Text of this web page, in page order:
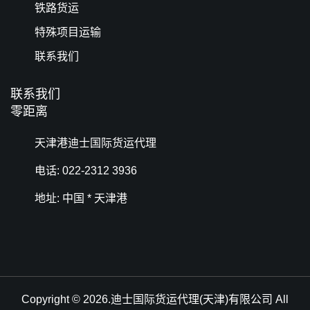
铁路货运
特殊项目运输
联系我们
联系我们
零距离
天津港迪士国际货运代理
电话: 022-2312 3936
地址: 中国 * 天津港
Copyright © 2026.迪士国际货运代理(天津)有限公司 All